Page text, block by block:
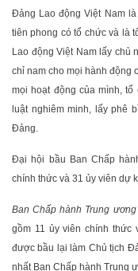
Đảng Lao động Việt Nam
tiên phong có tổ chức và là
Lao động Việt Nam lấy chủ
chỉ nam cho mọi hành động
mọi hoạt động của mình,
luật nghiêm minh, lấy phê
Đảng.
Đại hội bầu Ban Chấp
chính thức và 31 ủy viên dự
Ban Chấp hành Trung
gồm 11 ủy viên chính thức
được bầu lại làm Chủ tịch
nhất Ban Chấp hành Trung